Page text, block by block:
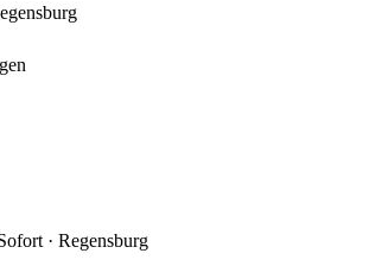
· Regensburg